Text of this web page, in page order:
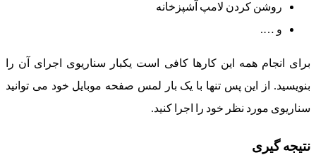
روشن کردن لامپ آشپزخانه
و ….
برای انجام همه این کارها کافی است یکبار سناریوی اجرای آن را
بنویسید. از این پس تنها با یک بار لمس صفحه موبایل خود می توانید
سناریوی مورد نظر خود را اجرا کنید.
نتیجه گیری